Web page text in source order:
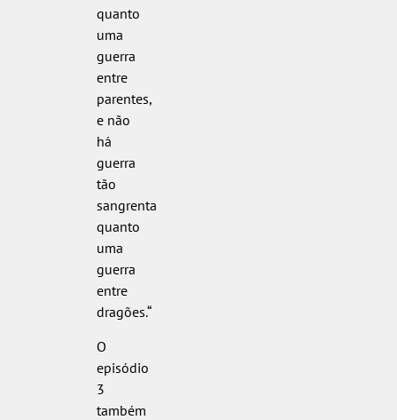
quanto
uma
guerra
entre
parentes,
e não
há
guerra
tão
sangrenta
quanto
uma
guerra
entre
dragões.“
O
episódio
3
também